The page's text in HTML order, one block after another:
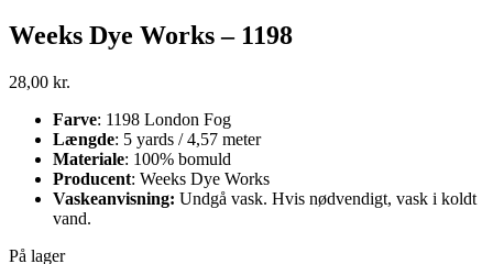
Weeks Dye Works – 1198
28,00 kr.
Farve: 1198 London Fog
Længde: 5 yards / 4,57 meter
Materiale: 100% bomuld
Producent: Weeks Dye Works
Vaskeanvisning: Undgå vask. Hvis nødvendigt, vask i koldt
vand.
På lager